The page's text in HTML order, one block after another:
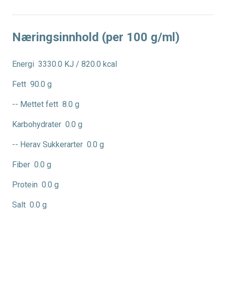
Næringsinnhold (per 100 g/ml)
Energi 3330.0 KJ / 820.0 kcal
Fett 90.0 g
-- Mettet fett 8.0 g
Karbohydrater 0.0 g
-- Herav Sukkerarter 0.0 g
Fiber 0.0 g
Protein 0.0 g
Salt 0.0 g